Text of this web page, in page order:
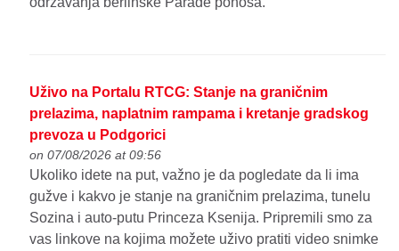
Uživo na Portalu RTCG: Stanje na graničnim
prelazima, naplatnim rampama i kretanje gradskog
prevoza u Podgorici
on 07/08/2026 at 09:56
Ukoliko idete na put, važno je da pogledate da li ima
gužve i kakvo je stanje na graničnim prelazima, tunelu
Sozina i auto-putu Princeza Ksenija. Pripremili smo za
vas linkove na kojima možete uživo pratiti video snimke